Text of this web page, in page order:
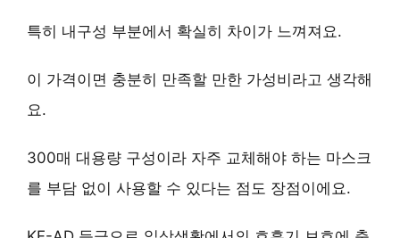
특히 내구성 부분에서 확실히 차이가 느껴져요.
이 가격이면 충분히 만족할 만한 가성비라고 생각해
요.
300매 대용량 구성이라 자주 교체해야 하는 마스크
를 부담 없이 사용할 수 있다는 점도 장점이에요.